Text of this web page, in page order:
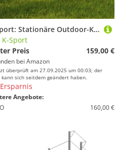
K-Sport: Stationäre Outdoor-Klimmzugstange bis 150kg belastbar I Wetterfeste Kraftstation mit Pull-Up Bar I Klimmzugturm für Muskeltraining, inkl. E-Book
K-Sport
Preis
159,00 €
bei Amazon
überprüft am 27.09.2025 um 00:03; der
kann sich seitdem geändert haben.
Angebote:
160,00 €